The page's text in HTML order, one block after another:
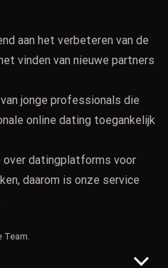
aan het verbeteren van de
vinden van nieuwe partners
jonge professionals die
online dating toegankelijk
datingplatforms voor
daarom is onze service
Team.